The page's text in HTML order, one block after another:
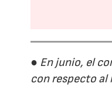
● En junio, el
con respecto al